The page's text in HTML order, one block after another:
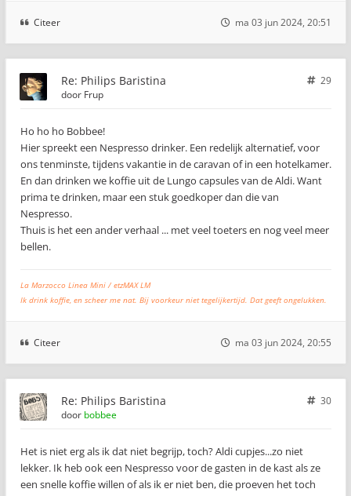
Citeer ma 03 jun 2024, 20:51
Re: Philips Baristina
29
door Frup
Ho ho ho Bobbee!
Hier spreekt een Nespresso drinker. Een redelijk alternatief, voor
ons tenminste, tijdens vakantie in de caravan of in een hotelkamer.
En dan drinken we koffie uit de Lungo capsules van de Aldi. Want
prima te drinken, maar een stuk goedkoper dan die van
Nespresso.
Thuis is het een ander verhaal ... met veel toeters en nog veel meer
bellen.
La Marzocco Linea Mini / etzMAX LM
Ik drink koffie, en scheer me nat. Bij voorkeur niet tegelijkertijd. Dat geeft ongelukken.
Citeer ma 03 jun 2024, 20:55
Re: Philips Baristina
30
door bobbee
Het is niet erg als ik dat niet begrijp, toch? Aldi cupjes...zo niet
lekker. Ik heb ook een Nespresso voor de gasten in de kast als ze
een snelle koffie willen of als ik er niet ben, die proeven het toch